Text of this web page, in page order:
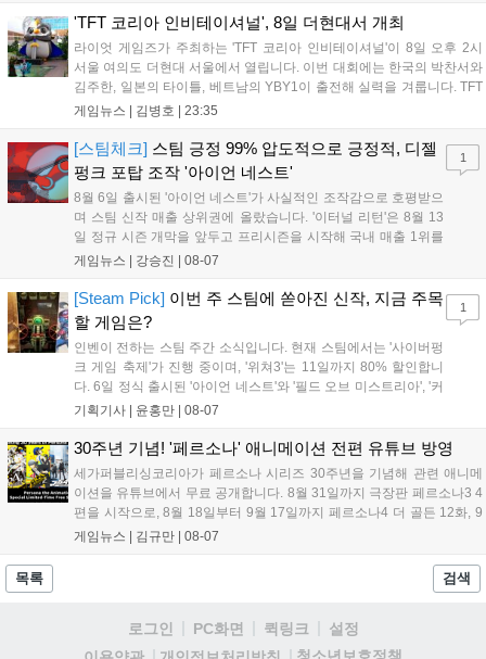
은 전년 대비 매출과 이용자 지표가 대폭 상승하는 성과를 냈습니
FWC 그랜드 파이널이 개최될 예정이며, 위메이드커넥트는 이를
통해 커뮤니티 중심의 장기 성장 모델을 지속할 방침입니다....
'TFT 코리아 인비테이셔널', 8일 더현대서 개최
라이엇 게임즈가 주최하는 'TFT 코리아 인비테이셔널'이 8일 오후 2시
서울 여의도 더현대 서울에서 열립니다. 이번 대회에는 한국의 박찬서와
김주한, 일본의 타이틀, 베트남의 YBY1이 출전해 실력을 겨룹니다. TFT
는 소속팀 없이 개인 자격으로 참가하는 독특한 대회 구조를 가지며, 누
17일까지 이어지는 이번 행사는 신규 세트 체험과 공연 등 다양한 즐길
거리를 제공하며, 이후 현대백화점 판교점에서도 행사가 이어질 예정입
니다. 연말에는 라스베이거스 오픈이 개최됩니다....
게임뉴스 | 김병호 | 23:35
[스팀체크] 스팀 긍정 99% 압도적으로 긍정적, 디젤
펑크 포탑 조작 '아이언 네스트'
8월 6일 출시된 '아이언 네스트'가 사실적인 조작감으로 호평받으
며 스팀 신작 매출 상위권에 올랐습니다. '이터널 리턴'은 8월 13
일 정규 시즌 개막을 앞두고 프리시즌을 시작해 국내 매출 1위를
기록했습니다. 25주년을 맞은 '고스트 리콘' 시리즈는 8월 6일 쇼
'마블 투혼: 파이팅 소울즈'와 레트로 수리 시뮬레이션 '리스토
리'도 스팀에 정식 출시되었습니다....
게임뉴스 | 강승진 | 08-07
1
[Steam Pick] 이번 주 스팀에 쏟아진 신작, 지금 주목
할 게임은?
인벤이 전하는 스팀 주간 소식입니다. 현재 스팀에서는 '사이버펑
크 게임 축제'가 진행 중이며, '위쳐3'는 11일까지 80% 할인합니
다. 6일 정식 출시된 '아이언 네스트'와 '필드 오브 미스트리아', '커
세어 코브'가 호평받고 있습니다. 한편, 7일 출시된 '마블 투혼'은
다. 유비소프트의 '고스트리콘: 와일드랜드'는 7년 만의 대규모 업
기획기사 | 윤홍만 | 08-07
1
30주년 기념! '페르소나' 애니메이션 전편 유튜브 방영
세가퍼블리싱코리아가 페르소나 시리즈 30주년을 기념해 관련 애니메
이션을 유튜브에서 무료 공개합니다. 8월 31일까지 극장판 페르소나3 4
편을 시작으로, 8월 18일부터 9월 17일까지 페르소나4 더 골든 12화, 9
월 15일부터 10월 14일까지 페르소나5 시리즈가 순차 공개됩니다. 또한
게임뉴스 | 김규만 | 08-07
목록 검색
로그인 PC화면 퀵링크
설정